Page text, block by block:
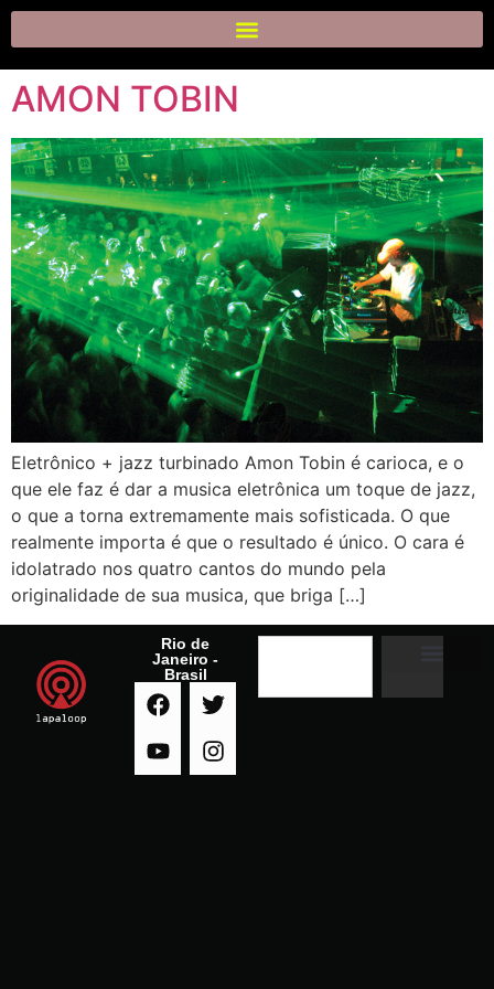
AMON TOBIN
Eletrônico + jazz turbinado Amon Tobin é carioca, e o
que ele faz é dar a musica eletrônica um toque de jazz,
o que a torna extremamente mais sofisticada. O que
realmente importa é que o resultado é único. O cara é
idolatrado nos quatro cantos do mundo pela
originalidade de sua musica, que briga […]
Rio de
Janeiro -
Brasil